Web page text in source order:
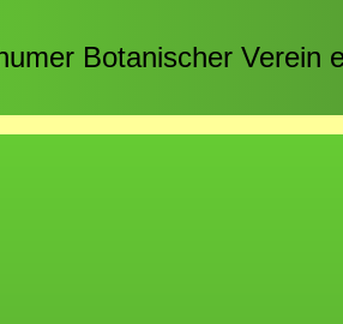
Botanischer Verein